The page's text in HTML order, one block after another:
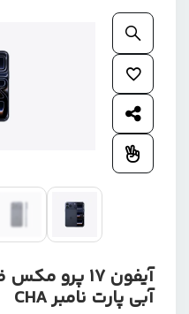
آبی پارت نامبر CHA
افزودن به علاقمندی ها
اشتراک گذاری محصول